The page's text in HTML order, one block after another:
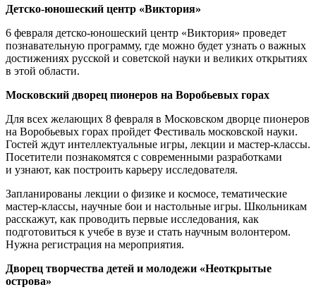
Детско-юношеский центр «Виктория»
6 февраля детско-юношеский центр «Виктория» проведет
познавательную программу, где можно будет узнать о важных
достижениях русской и советской науки и великих открытиях
в этой области.
Московский дворец пионеров на Воробьевых горах
Для всех желающих 8 февраля в Московском дворце пионеров
на Воробьевых горах пройдет Фестиваль московской науки.
Гостей ждут интеллектуальные игры, лекции и мастер-классы.
Посетители познакомятся с современными разработками
и узнают, как построить карьеру исследователя.
Запланированы лекции о физике и космосе, тематические
мастер-классы, научные бои и настольные игры. Школьникам
расскажут, как проводить первые исследования, как
подготовиться к учебе в вузе и стать научным волонтером.
Нужна регистрация на мероприятия.
Дворец творчества детей и молодежи «Неоткрытые
острова»